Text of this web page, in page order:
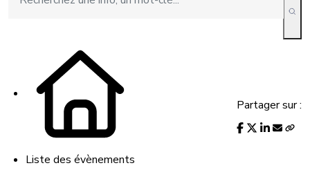
Liste des évènements
Partager sur :